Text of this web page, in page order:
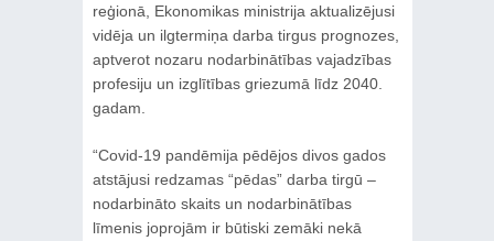
reģionā, Ekonomikas ministrija aktualizējusi
vidēja un ilgtermiņa darba tirgus prognozes,
aptverot nozaru nodarbinātības vajadzības
profesiju un izglītības griezumā līdz 2040.
gadam.
“Covid-19 pandēmija pēdējos divos gados
atstājusi redzamas “pēdas” darba tirgū –
nodarbināto skaits un nodarbinātības
līmenis joprojām ir būtiski zemāki nekā